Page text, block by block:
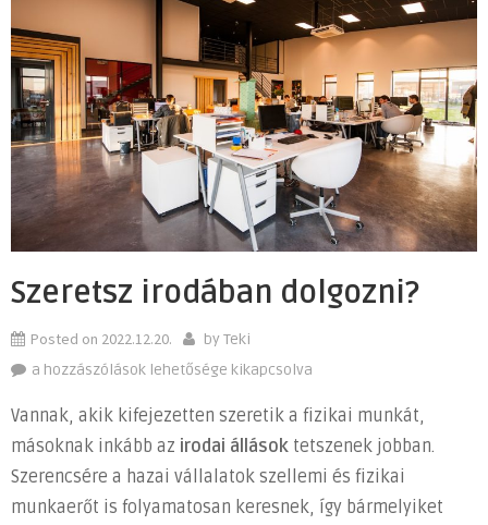
Szeretsz irodában dolgozni?
Posted on 2022.12.20. byTeki
Szeretsz
dolgozni?
bejegyzéshez
a hozzászólások lehetősége kikapcsolva
Vannak, akik kifejezetten szeretik a fizikai munkát,
másoknak inkább az irodai állások tetszenek jobban.
Szerencsére a hazai vállalatok szellemi és fizikai
munkaerőt is folyamatosan keresnek, így bármelyiket